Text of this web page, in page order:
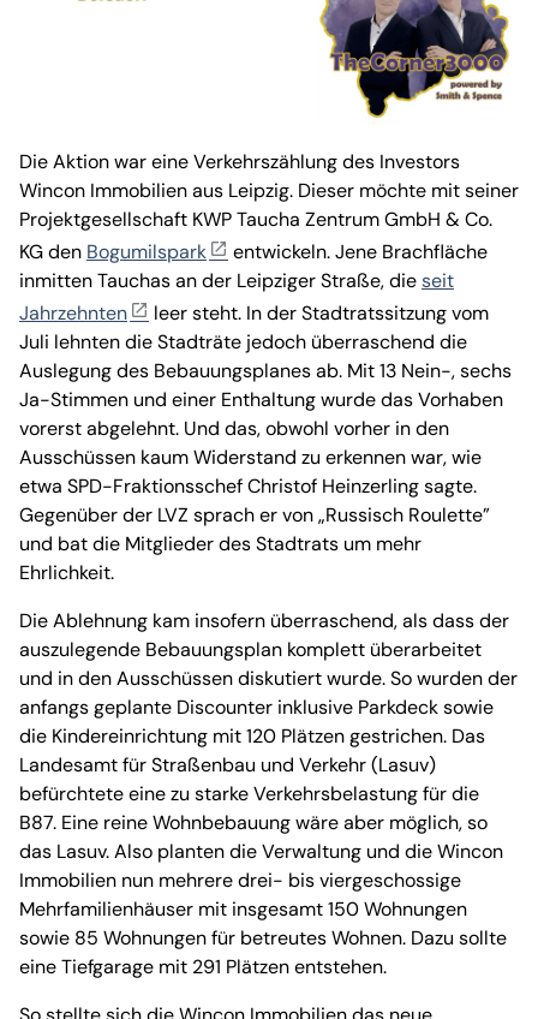
Die Aktion war eine Verkehrszählung des Investors
Wincon Immobilien aus Leipzig. Dieser möchte mit seiner
Projektgesellschaft KWP Taucha Zentrum GmbH & Co.
KG den Bogumilspark
entwickeln. Jene Brachfläche
inmitten Tauchas an der Leipziger Straße, dieseit
Jahrzehnten
leer steht. In der Stadtratssitzung vom
Juli lehnten die Stadträte jedoch überraschend die
Auslegung des Bebauungsplanes ab. Mit 13 Nein-, sechs
Ja-Stimmen und einer Enthaltung wurde das Vorhaben
vorerst abgelehnt. Und das, obwohl vorher in den
Ausschüssen kaum Widerstand zu erkennen war, wie
etwa SPD-Fraktionsschef Christof Heinzerling sagte.
Gegenüber der LVZ sprach er von „Russisch Roulette”
und bat die Mitglieder des Stadtrats um mehr
Ehrlichkeit.
Die Ablehnung kam insofern überraschend, als dass der
auszulegende Bebauungsplan komplett überarbeitet
und in den Ausschüssen diskutiert wurde. So wurden der
anfangs geplante Discounter inklusive Parkdeck sowie
die Kindereinrichtung mit 120 Plätzen gestrichen. Das
Landesamt für Straßenbau und Verkehr (Lasuv)
befürchtete eine zu starke Verkehrsbelastung für die
B87. Eine reine Wohnbebauung wäre aber möglich, so
das Lasuv. Also planten die Verwaltung und die Wincon
Immobilien nun mehrere drei- bis viergeschossige
Mehrfamilienhäuser mit insgesamt 150 Wohnungen
sowie 85 Wohnungen für betreutes Wohnen. Dazu sollte
eine Tiefgarage mit 291 Plätzen entstehen.